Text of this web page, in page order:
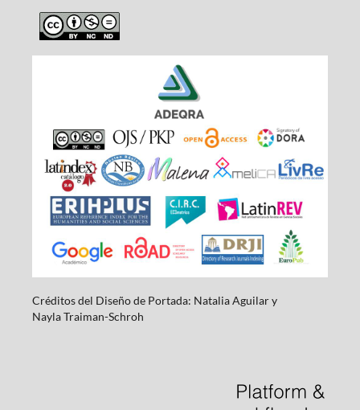
Créditos del Diseño de Portada: Natalia Aguilar y
NaylaTraiman-Schroh